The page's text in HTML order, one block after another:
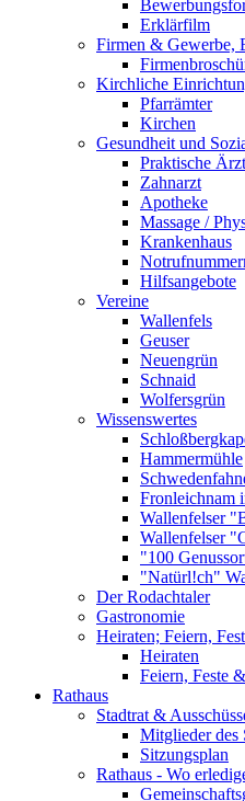
Erklärfilm
Firmen & Gewerbe,
Kirchliche
Pfarrämter
Kirchen
Gesundheit und
Praktische
Zahnarzt
Apotheke
Massage /
Krankenhaus
Hilfsangebote
Vereine
Wallenfels
Geuser
Neuengrün
Schnaid
Wolfersgrün
Wissenswertes
Hammermühle
Fronleichnam
Wallenfelser
Wallenfelser
"100
"Natürl!ch"
Der Rodachtaler
Gastronomie
Heiraten; Feiern,
Heiraten
Feiern, Feste
Rathaus
Stadtrat &
Mitglieder des
Sitzungsplan
Rathaus - Wo